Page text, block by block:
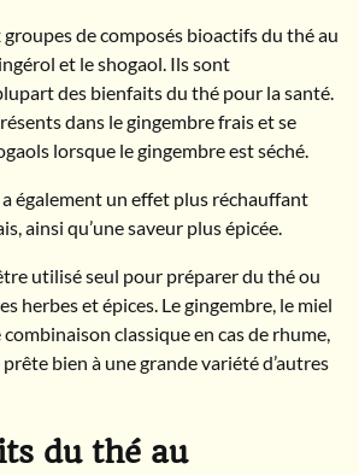
de composés bioactifs du thé au
et le shogaol. Ils sont
des bienfaits du thé pour la santé.
dans le gingembre frais et se
lorsque le gingembre est séché.
a également un effet plus réchauffant
ainsi qu’une saveur plus épicée.
utilisé seul pour préparer du thé ou
herbes et épices. Le gingembre, le miel
classique en cas de rhume,
bien à une grande variété d’autres
du thé au